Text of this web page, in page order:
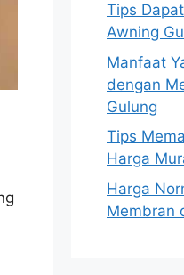
Tips
Awning
Manfaat
dengan
Gulung
Tips
Harga
Harga
Membran